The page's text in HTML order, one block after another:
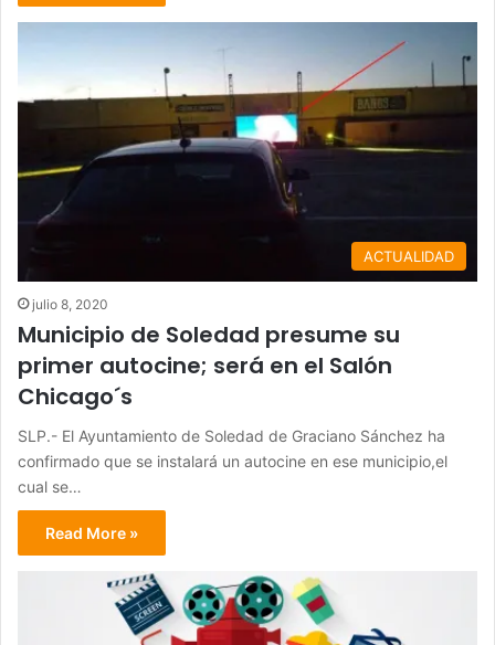
ACTUALIDAD
julio 8, 2020
Municipio de Soledad presume su
primer autocine; será en el Salón
Chicago´s
SLP.- El Ayuntamiento de Soledad de Graciano Sánchez ha
confirmado que se instalará un autocine en ese municipio,el
cual se…
Read More »